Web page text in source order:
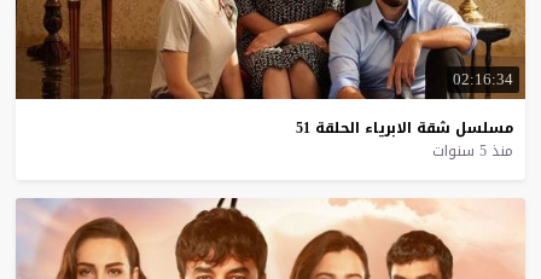
02:16:34
مسلسل شقة الابرياء الحلقة 51
منذ 5 سنوات